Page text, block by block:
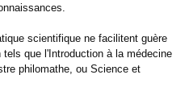
scientifique ne facilitent guère
tels que l'Introduction à la médecine
philomathe, ou Science et